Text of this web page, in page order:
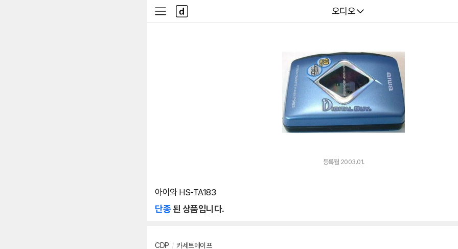
다나와
오디오
사
이
다
나
와
등록월 2003.01.
아이와 HS-TA183
단종된 상품입니다.
CDP / 카세트테이프